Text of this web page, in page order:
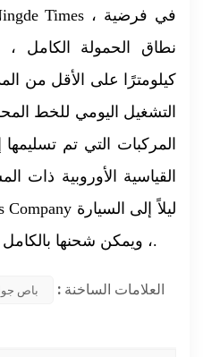
كيلومترًا على الأقل من
التشغيل اليومي للخط
المركبات التي تم
القياسية الأوروبية ذات
، ويمكن شحنها بالكامل مرة واحدة خلال 3 ساعات.
العلامات الساخنة : باص